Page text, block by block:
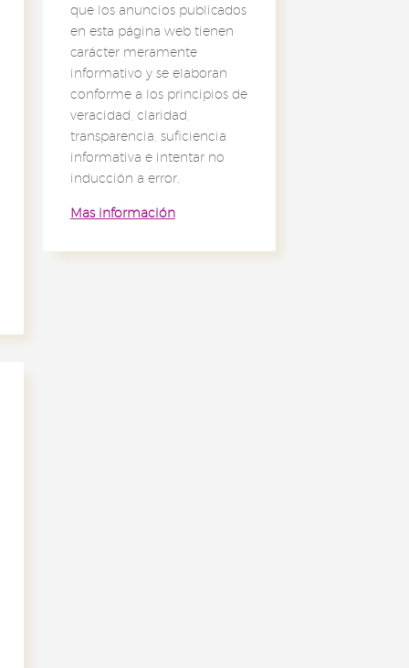
que los anuncios publicados
en esta página web tienen
carácter meramente
informativo y se elaboran
conforme a los principios de
veracidad, claridad,
transparencia, suficiencia
informativa e intentar no
inducción a error.
Mas información